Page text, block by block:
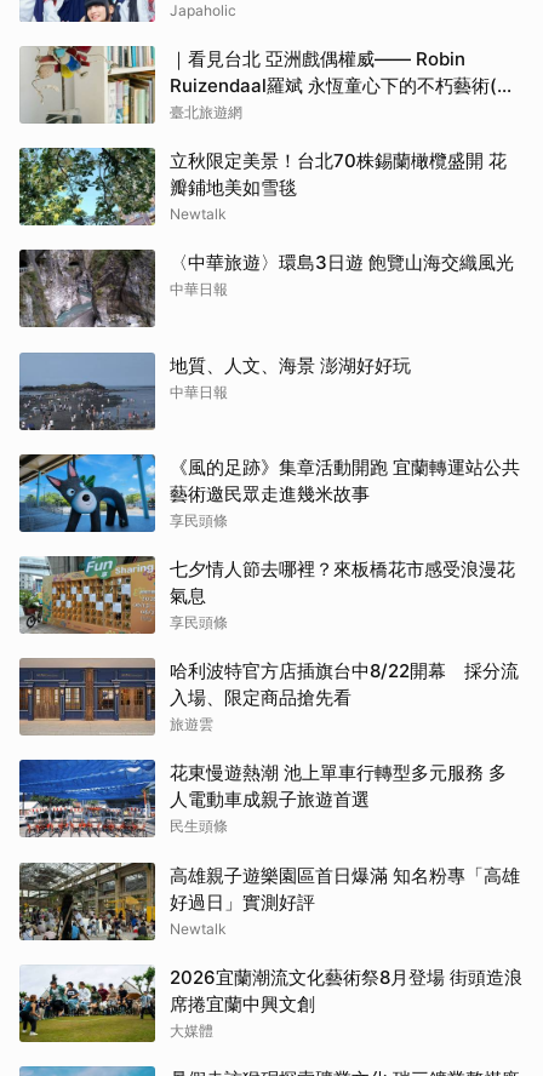
Japaholic
｜看見台北 亞洲戲偶權威—— Robin
Ruizendaal羅斌 永恆童心下的不朽藝術(台
北畫刊115年7月)
臺北旅遊網
立秋限定美景！台北70株錫蘭橄欖盛開 花
瓣鋪地美如雪毯
Newtalk
〈中華旅遊〉環島3日遊 飽覽山海交織風光
中華日報
地質、人文、海景 澎湖好好玩
中華日報
《風的足跡》集章活動開跑 宜蘭轉運站公共
藝術邀民眾走進幾米故事
享民頭條
七夕情人節去哪裡？來板橋花市感受浪漫花
氣息
享民頭條
哈利波特官方店插旗台中8/22開幕 採分流
入場、限定商品搶先看
旅遊雲
花東慢遊熱潮 池上單車行轉型多元服務 多
人電動車成親子旅遊首選
民生頭條
高雄親子遊樂園區首日爆滿 知名粉專「高雄
好過日」實測好評
Newtalk
2026宜蘭潮流文化藝術祭8月登場 街頭造浪
席捲宜蘭中興文創
大媒體